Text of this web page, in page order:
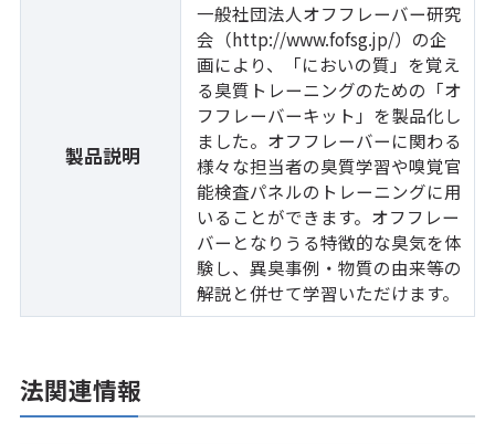
製品説明
一般社団法人オフフレーバー研究
会（http://www.fofsg.jp/）の企
画により、「においの質」を覚え
る臭質トレーニングのための「オ
フフレーバーキット」を製品化し
ました。オフフレーバーに関わる
様々な担当者の臭質学習や嗅覚官
能検査パネルのトレーニングに用
いることができます。オフフレー
バーとなりうる特徴的な臭気を体
験し、異臭事例・物質の由来等の
解説と併せて学習いただけます。
法関連情報